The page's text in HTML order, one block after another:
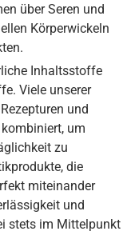
über Seren und
Körperwickeln
Inhaltsstoffe
Viele unserer
und
um
zu
die
miteinander
und
stets im Mittelpunkt